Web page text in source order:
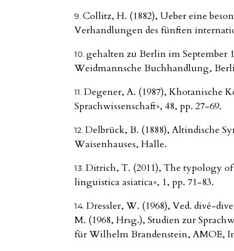
Collitz, H. (1882), Ueber eine
Verhandlungen des fünften
gehalten zu Berlin im September
Weidmannsche Buchhandlung,
Degener, A. (1987), Khotanische
Sprachwissenschaft», 48, pp. 27-69.
Delbrück, B. (1888), Altindische
Waisenhauses, Halle.
Ditrich, T. (2011), The typology
linguistica asiatica», 1, pp. 71-83.
Dressler, W. (1968), Ved. divé-
M. (1968, Hrsg.), Studien zur
für Wilhelm Brandenstein, AMOE,